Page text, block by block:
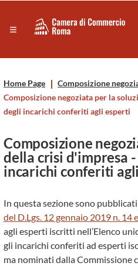
Servizi
Risorse Principali
Eventi
Footer
Camera
di
di
Roma
-
CCIAA
Roma
Home Page
Composizione
Composizione negoziata per la
degli incarichi conferiti agli esperti
Composizione
della crisi d'impresa
incarichi conferiti
In questa sezione sono
del D.Lgs. 12 gennaio 2019 n. 14
agli esperti iscritti nell’Elenco
gli incarichi conferiti ad esperti
ma nominati dalla Commissione